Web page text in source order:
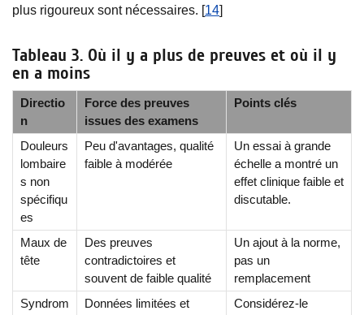
plus rigoureux sont nécessaires. [14]
Tableau 3. Où il y a plus de preuves et où il y
en a moins
Directio
n
Force des preuves
issues des examens
Points clés
Douleurs
lombaire
s non
spécifiqu
es
Peu d'avantages, qualité
faible à modérée
Un essai à grande
échelle a montré un
effet clinique faible et
discutable.
Maux de
tête
Des preuves
contradictoires et
souvent de faible qualité
Un ajout à la norme,
pas un
remplacement
Syndrom
Données limitées et
Considérez-le